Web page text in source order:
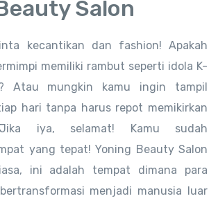
Salon
kecantikan dan fashion! Apakah
memiliki rambut seperti idola K-
Atau mungkin kamu ingin tampil
hari tanpa harus repot memikirkan
Jika iya, selamat! Kamu sudah
yang tepat! Yoning Beauty Salon
ini adalah tempat dimana para
menjadi manusia luar